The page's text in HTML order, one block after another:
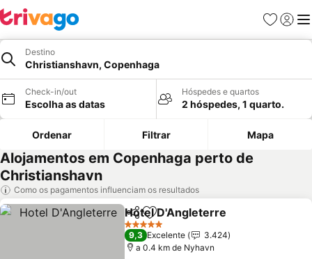
Favoritos
Iniciar
Destino
Christianshavn, Copenhaga
Check-in/out
Escolha as datas
Hóspedes e quartos
2 hóspedes, 1 quarto.
Ordenar Filtrar Mapa
Alojamentos em Copenhaga perto de
Christianshavn
Como os pagamentos influenciam os resultados
PartilharAdicionar aos favoritos
Hotel D'Angleterre
5 Estrelas
9,3 Excelente
3.424
a 0.4 km de Nyhavn